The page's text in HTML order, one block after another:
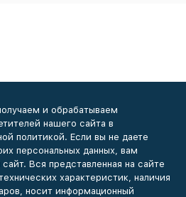
и обрабатываем
нашего сайта в
политикой. Если вы не даете
персональных данных, вам
Вся представленная на сайте
характеристик, наличия
носит информационный